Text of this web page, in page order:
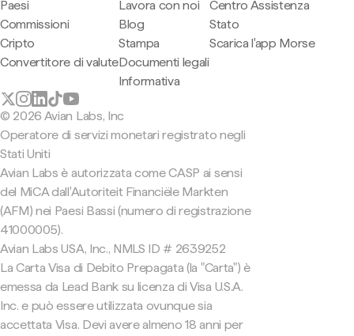
Paesi
Commissioni
Cripto
Convertitore di valute
Lavora con noi
Blog
Stampa
Documenti legali
Informativa
Centro Assistenza
Stato
Scarica l'app Morse
© 2026 Avian Labs, Inc
Operatore di servizi monetari registrato negli
Stati Uniti
Avian Labs è autorizzata come CASP ai sensi
del MiCA dall'Autoriteit Financiële Markten
(AFM) nei Paesi Bassi (numero di registrazione
41000005).
Avian Labs USA, Inc., NMLS ID # 2639252
La Carta Visa di Debito Prepagata (la "Carta") è
emessa da Lead Bank su licenza di Visa U.S.A.
Inc. e può essere utilizzata ovunque sia
accettata Visa. Devi avere almeno 18 anni per